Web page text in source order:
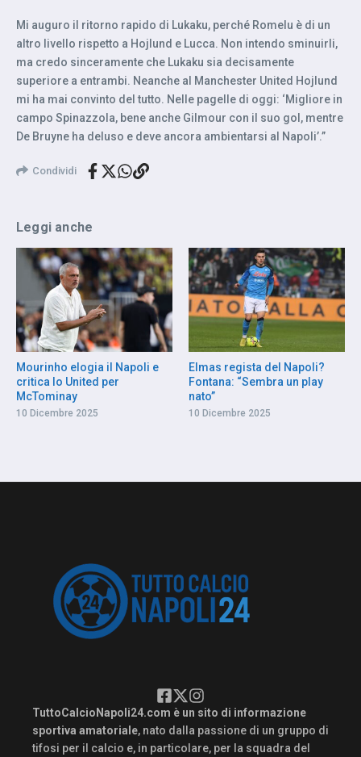
Mi auguro il ritorno rapido di Lukaku, perché Romelu è di un
altro livello rispetto a Hojlund e Lucca. Non intendo sminuirli,
ma credo sinceramente che Lukaku sia decisamente
superiore a entrambi. Neanche al Manchester United Hojlund
mi ha mai convinto del tutto. Nelle pagelle di oggi: ‘Migliore in
campo Spinazzola, bene anche Gilmour con il suo gol, mentre
De Bruyne ha deluso e deve ancora ambientarsi al Napoli’.”
Condividi
Leggi anche
Mourinho elogia il Napoli e
critica lo United per
McTominay
10 Dicembre 2025
Elmas regista del Napoli?
Fontana: “Sembra un play
nato”
10 Dicembre 2025
TuttoCalcioNapoli24.com è un sito di informazione
sportiva amatoriale, nato dalla passione di un gruppo di
tifosi per il calcio e, in particolare, per la squadra del